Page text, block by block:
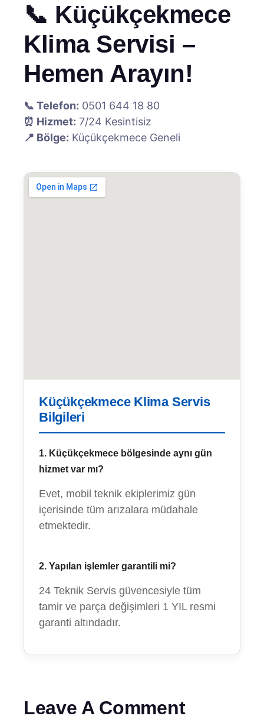
📞 Küçükçekmece
Klima Servisi –
Hemen Arayın!
📞 Telefon: 0501 644 18 80
⏰ Hizmet: 7/24 Kesintisiz
📍 Bölge: Küçükçekmece Geneli
Küçükçekmece Klima Servis
Bilgileri
1. Küçükçekmece bölgesinde aynı gün
hizmet var mı?
Evet, mobil teknik ekiplerimiz gün
içerisinde tüm arızalara müdahale
etmektedir.
2. Yapılan işlemler garantili mi?
24 Teknik Servis güvencesiyle tüm
tamir ve parça değişimleri 1 YIL resmi
garanti altındadır.
Leave A Comment